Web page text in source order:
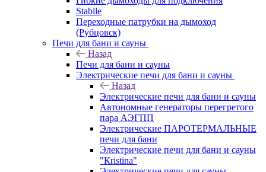
Stabile
Переходные патрубки на дымоход
(Рубцовск)
Печи для бани и сауны
Назад
Печи для бани и сауны
Электрические печи для бани и сауны
Назад
Электрические печи для бани и сауны
Автономные генераторы перегретого
пара АЭГПП
Электрические ПАРОТЕРМАЛЬНЫЕ
печи для бани
Электрические печи для бани и сауны
"Кristina"